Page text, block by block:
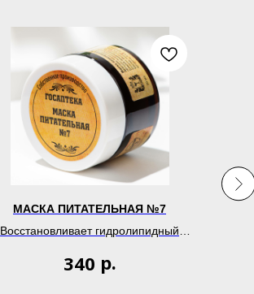
МАСКА ПИТАТЕЛЬНАЯ №7
Восстановливает гидролипидный
340 р.